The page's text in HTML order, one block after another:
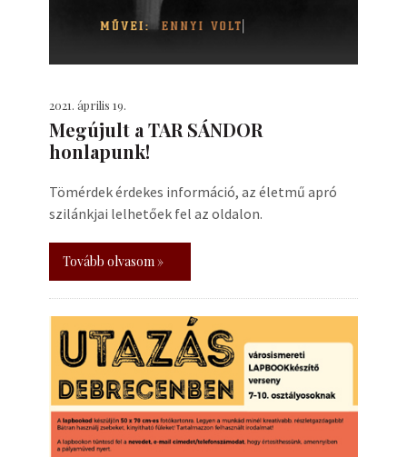
2021. április 19.
Megújult a TAR SÁNDOR
honlapunk!
Tömérdek érdekes információ, az életmű apró
szilánkjai lelhetőek fel az oldalon.
Tovább olvasom »